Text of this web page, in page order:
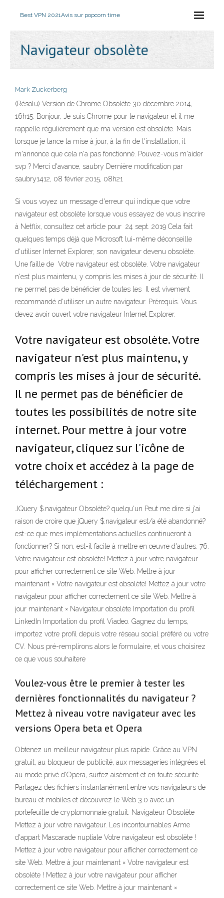
Best VPN 2021Avis sur popcorn time
Navigateur obsolète
Mark Zuckerberg
(Résolu) Version de Chrome Obsolète 30 décembre 2014,
16h15. Bonjour, Je suis Chrome pour le navigateur et il me
rappelle régulièrement que ma version est obsolète. Mais
lorsque je lance la mise à jour, à la fin de l'installation, il
m'annonce que cela n'a pas fonctionné. Pouvez-vous m'aider
svp ? Merci d'avance, saubry Dernière modification par
saubry1412, 08 février 2015, 08h21
Si vous voyez un message d'erreur qui indique que votre
navigateur est obsolète lorsque vous essayez de vous inscrire
à Netflix, consultez cet article pour 24 sept. 2019 Cela fait
quelques temps déjà que Microsoft lui-même déconseille
d'utiliser Internet Explorer, son navigateur devenu obsolète.
Une faille de Votre navigateur est obsolète. Votre navigateur
n'est plus maintenu, y compris les mises à jour de sécurité. Il
ne permet pas de bénéficier de toutes les Il est vivement
recommandé d'utiliser un autre navigateur. Prérequis. Vous
devez avoir ouvert votre navigateur Internet Explorer.
Votre navigateur est obsolète. Votre
navigateur n'est plus maintenu, y
compris les mises à jour de sécurité.
Il ne permet pas de bénéficier de
toutes les possibilités de notre site
internet. Pour mettre à jour votre
navigateur, cliquez sur l'icône de
votre choix et accédez à la page de
téléchargement :
JQuery $.navigateur Obsolète? quelqu'un Peut me dire si j'ai
raison de croire que jQuery $.navigateur est/a été abandonné?
est-ce que mes implémentations actuelles continueront à
fonctionner? Si non, est-il facile à mettre en œuvre d'autres. 76.
Votre navigateur est obsolète! Mettez à jour votre navigateur
pour afficher correctement ce site Web. Mettre à jour
maintenant × Votre navigateur est obsolète! Mettez à jour votre
navigateur pour afficher correctement ce site Web. Mettre à
jour maintenant × Navigateur obsolète Importation du profil
LinkedIn Importation du profil Viadeo. Gagnez du temps,
importez votre profil depuis votre réseau social préféré ou votre
CV. Nous pré-remplirons alors le formulaire, et vous choisirez
ce que vous souhaitere
Voulez-vous être le premier à tester les
dernières fonctionnalités du navigateur ?
Mettez à niveau votre navigateur avec les
versions Opera beta et Opera
Obtenez un meilleur navigateur plus rapide. Grâce au VPN
gratuit, au bloqueur de publicité, aux messageries intégrées et
au mode privé d'Opera, surfez aisément et en toute sécurité.
Partagez des fichiers instantanément entre vos navigateurs de
bureau et mobiles et découvrez le Web 3.0 avec un
portefeuille de cryptomonnaie gratuit. Navigateur Obsolète
Mettez à jour votre navigateur. Les incontournables Arme
d'appart Mascarade nuptiale Votre navigateur est obsolète !
Mettez à jour votre navigateur pour afficher correctement ce
site Web. Mettre à jour maintenant × Votre navigateur est
obsolète ! Mettez à jour votre navigateur pour afficher
correctement ce site Web. Mettre à jour maintenant ×